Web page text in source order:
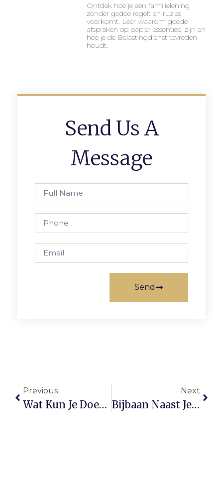
Ontdek hoe je een familielening
zonder gedoe regelt en ruzies
voorkomt. Leer waarom goede
afspraken op papier essentieel zijn en
hoe je de Belastingdienst tevreden
houdt.
Send Us A
Message
Send
Previous
Wat Kun Je Doen Met De Overwaarde Van Je Huis? Ontdek Je Opties!
Next
Bijbaan Naast Je Studie: Zo Kun Je Tot Vijf Jaar Belasting Terugvragen